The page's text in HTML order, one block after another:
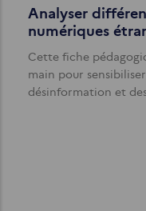
Analyser
numériques
Cette fiche
main pour
désinformation et